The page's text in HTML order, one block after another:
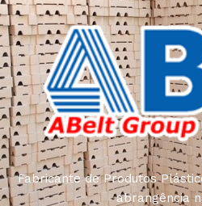
Fabricante de Produtos
abrangência